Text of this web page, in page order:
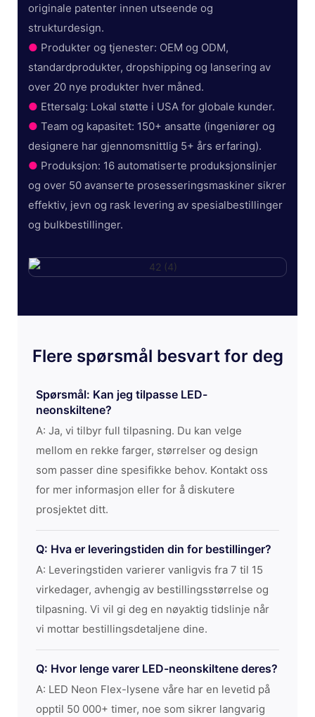
originale patenter innen utseende og
strukturdesign.
● Produkter og tjenester: OEM og ODM,
standardprodukter, dropshipping og lansering av
over 20 nye produkter hver måned.
● Ettersalg: Lokal støtte i USA for globale kunder.
● Team og kapasitet: 150+ ansatte (ingeniører og
designere har gjennomsnittlig 5+ års erfaring).
● Produksjon: 16 automatiserte produksjonslinjer
og over 50 avanserte prosesseringsmaskiner sikrer
effektiv, jevn og rask levering av spesialbestillinger
og bulkbestillinger.
Flere spørsmål besvart for deg
Spørsmål: Kan jeg tilpasse LED-
neonskiltene?
A: Ja, vi tilbyr full tilpasning. Du kan velge
mellom en rekke farger, størrelser og design
som passer dine spesifikke behov. Kontakt oss
for mer informasjon eller for å diskutere
prosjektet ditt.
Q: Hva er leveringstiden din for bestillinger?
A: Leveringstiden varierer vanligvis fra 7 til 15
virkedager, avhengig av bestillingsstørrelse og
tilpasning. Vi vil gi deg en nøyaktig tidslinje når
vi mottar bestillingsdetaljene dine.
Q: Hvor lenge varer LED-neonskiltene deres?
A: LED Neon Flex-lysene våre har en levetid på
opptil 50 000+ timer, noe som sikrer langvarig